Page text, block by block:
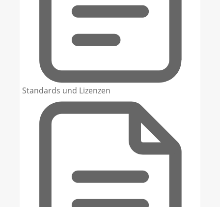
Standards und Lizenzen